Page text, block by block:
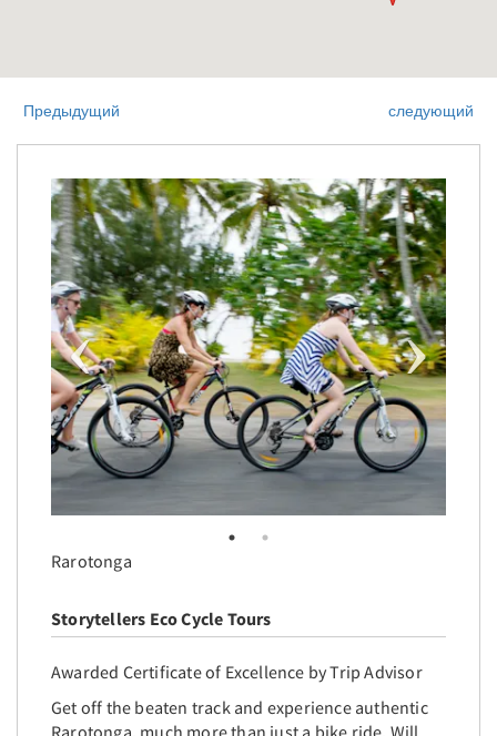
Предыдущий следующий
Rarotonga
Storytellers Eco Cycle Tours
Awarded Certificate of Excellence by Trip Advisor
Get off the beaten track and experience authentic